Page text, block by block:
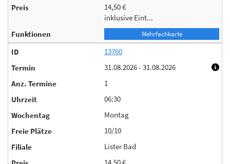
14,50 €
inklusive Eint...
Mehrfachkarte
13760
31.08.2026 - 31.08.2026
1
06:30
Montag
10/10
Lister Bad